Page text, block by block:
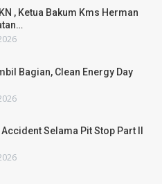
, Ketua Bakum Kms Herman
Bagian, Clean Energy Day
Selama Pit Stop Part II